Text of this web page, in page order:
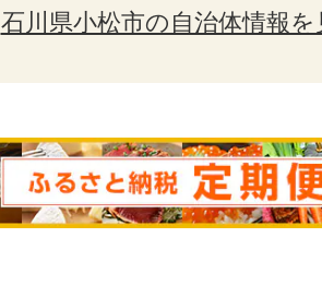
石川県小松市の自治体情報を